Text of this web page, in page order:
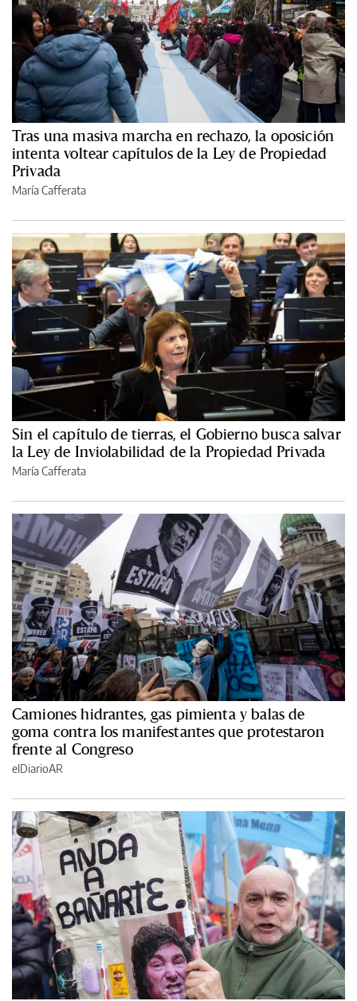
Tras una masiva marcha en rechazo, la oposición
intenta voltear capítulos de la Ley de Propiedad
Privada
María Cafferata
Sin el capítulo de tierras, el Gobierno busca salvar
la Ley de Inviolabilidad de la Propiedad Privada
María Cafferata
Camiones hidrantes, gas pimienta y balas de
goma contra los manifestantes que protestaron
frente al Congreso
elDiarioAR